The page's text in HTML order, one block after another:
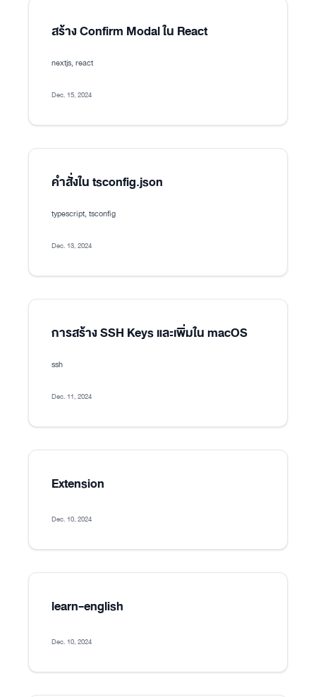
สร้าง Confirm Modal ใน React
nextjs, react
Dec. 15, 2024
คำสั่งใน tsconfig.json
typescript, tsconfig
Dec. 13, 2024
การสร้าง SSH Keys และเพิ่มใน macOS
ssh
Dec. 11, 2024
Extension
Dec. 10, 2024
learn-english
Dec. 10, 2024